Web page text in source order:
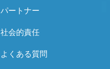
パートナー
社会的責任
よくある質問